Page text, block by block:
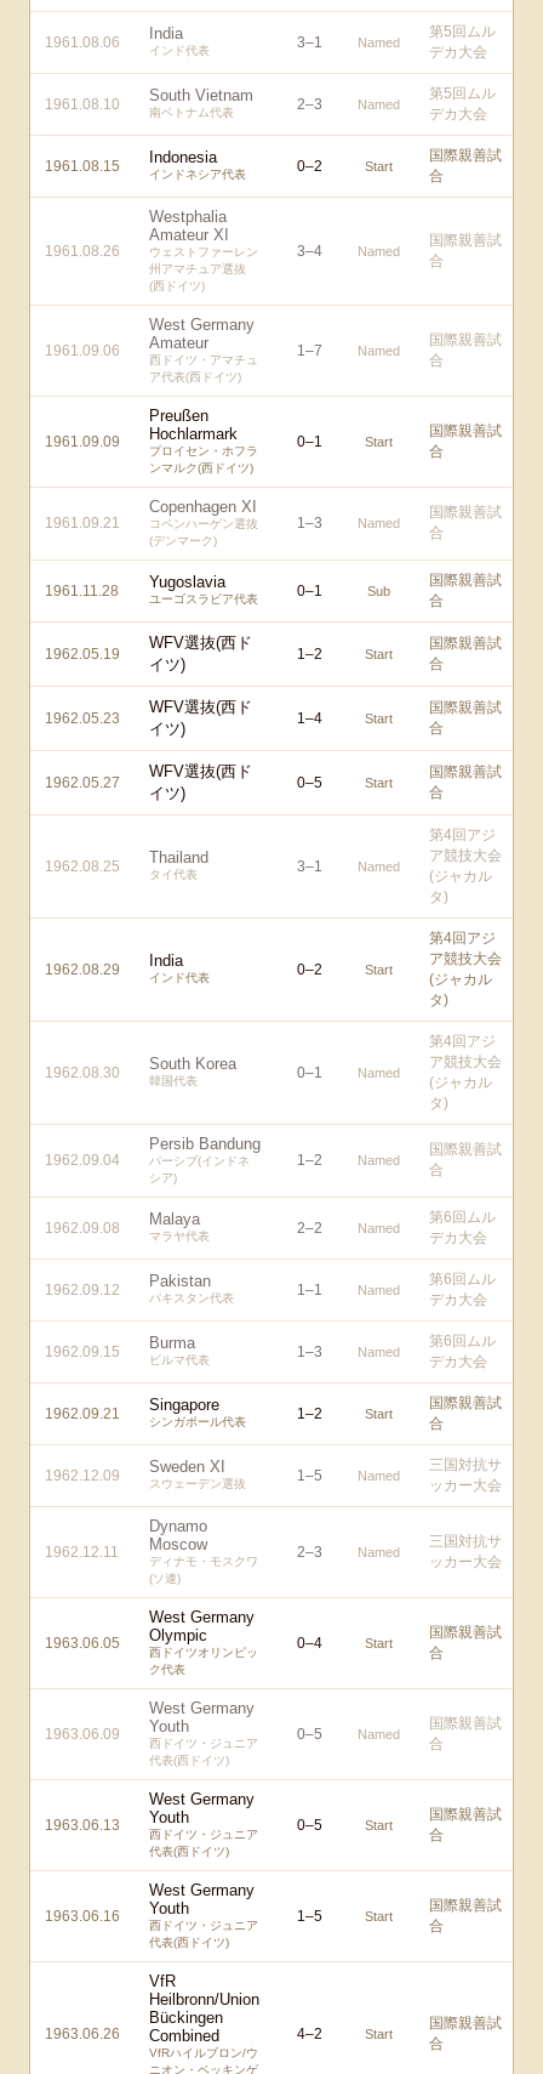
1961.08.06 India
インド代表 3–1 Named
第5回ムル
デカ大会
1961.08.10 South Vietnam
南ベトナム代表 2–3 Named
第5回ムル
デカ大会
1961.08.15 Indonesia
インドネシア代表 0–2 Start
国際親善試
合
1961.08.26
Westphalia
Amateur XI
ウェストファーレン
州アマチュア選抜
(西ドイツ)
3–4 Named
国際親善試
合
1961.09.06
West Germany
Amateur
西ドイツ・アマチュ
ア代表(西ドイツ)
1–7 Named
国際親善試
合
1961.09.09
Preußen
Hochlarmark
プロイセン・ホフラ
ンマルク(西ドイツ)
0–1 Start
国際親善試
合
1961.09.21
Copenhagen XI
コペンハーゲン選抜
(デンマーク)
1–3 Named
国際親善試
合
1961.11.28 Yugoslavia
ユーゴスラビア代表 0–1 Sub
国際親善試
合
1962.05.19
WFV選抜(西ド
イツ)
1–2 Start
国際親善試
合
1962.05.23
WFV選抜(西ド
イツ)
1–4 Start
国際親善試
合
1962.05.27
WFV選抜(西ド
イツ)
0–5 Start
国際親善試
合
1962.08.25 Thailand
タイ代表 3–1 Named
第4回アジ
ア競技大会
(ジャカル
タ)
1962.08.29 India
インド代表 0–2 Start
第4回アジ
ア競技大会
(ジャカル
タ)
1962.08.30 South Korea
韓国代表 0–1 Named
第4回アジ
ア競技大会
(ジャカル
タ)
1962.09.04
Persib Bandung
パーシブ(インドネ
シア)
1–2 Named
国際親善試
合
1962.09.08 Malaya
マラヤ代表 2–2 Named
第6回ムル
デカ大会
1962.09.12 Pakistan
パキスタン代表 1–1 Named
第6回ムル
デカ大会
1962.09.15 Burma
ビルマ代表 1–3 Named
第6回ムル
デカ大会
1962.09.21 Singapore
シンガポール代表 1–2 Start
国際親善試
合
1962.12.09 Sweden XI
スウェーデン選抜 1–5 Named
三国対抗サ
ッカー大会
1962.12.11
Dynamo
Moscow
ディナモ・モスクワ
(ソ連)
2–3 Named
三国対抗サ
ッカー大会
1963.06.05
West Germany
Olympic
西ドイツオリンピッ
ク代表
0–4 Start
国際親善試
合
1963.06.09
West Germany
Youth
西ドイツ・ジュニア
代表(西ドイツ)
0–5 Named
国際親善試
合
1963.06.13
West Germany
Youth
西ドイツ・ジュニア
代表(西ドイツ)
0–5 Start
国際親善試
合
1963.06.16
West Germany
Youth
西ドイツ・ジュニア
代表(西ドイツ)
1–5 Start
国際親善試
合
1963.06.26
VfR
Heilbronn/Union
Bückingen
Combined
VfRハイルブロン/ウ
ニオン・ベッキンゲ
4–2 Start
国際親善試
合